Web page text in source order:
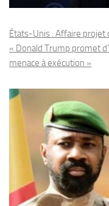
États-Unis : Affaire projet
« Donald Trump promet
menace à exécution »